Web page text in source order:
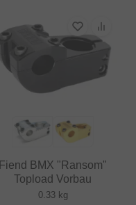
Fiend BMX "Ransom"
Topload Vorbau
0.33 kg